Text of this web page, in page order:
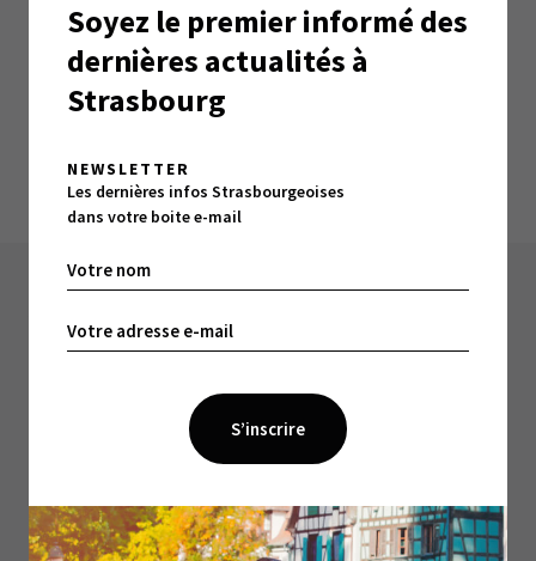
Soyez le premier informé des
dernières actualités à
Strasbourg
NEWSLETTER
Les dernières infos Strasbourgeoises
dans votre boite e-mail